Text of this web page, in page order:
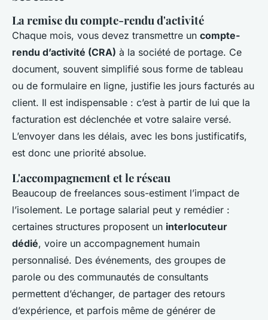
La remise du compte-rendu d'activité
Chaque mois, vous devez transmettre un compte-
rendu d’activité (CRA) à la société de portage. Ce
document, souvent simplifié sous forme de tableau
ou de formulaire en ligne, justifie les jours facturés au
client. Il est indispensable : c’est à partir de lui que la
facturation est déclenchée et votre salaire versé.
L’envoyer dans les délais, avec les bons justificatifs,
est donc une priorité absolue.
L'accompagnement et le réseau
Beaucoup de freelances sous-estiment l’impact de
l’isolement. Le portage salarial peut y remédier :
certaines structures proposent un interlocuteur
dédié, voire un accompagnement humain
personnalisé. Des événements, des groupes de
parole ou des communautés de consultants
permettent d’échanger, de partager des retours
d’expérience, et parfois même de générer de